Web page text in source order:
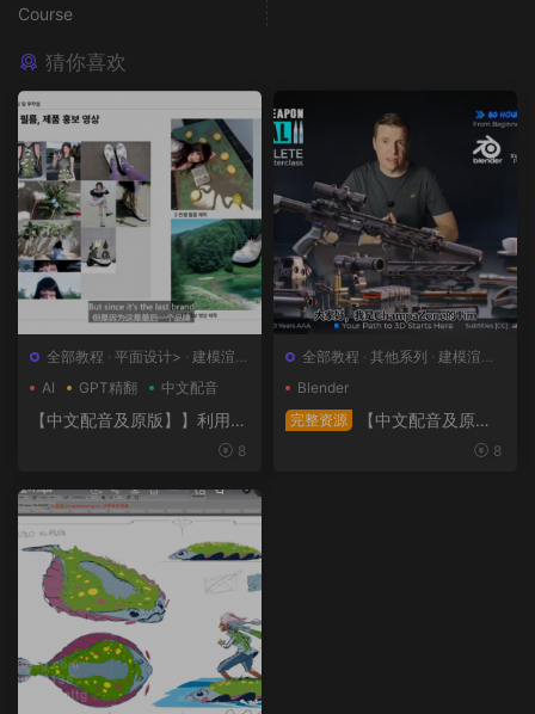
Course
猜你喜欢
全部教程 · 平面设计> · 建模渲染
日韩系列
AI GPT精翻 中文配音
【中文配音及原版】】利用人
工智能和3D技术的混合BX流8
全部教程 · 其他系列 · 建模渲染>
Blender
完整资源
【中文配音及原
版】终极武器大师班2｜AR-18